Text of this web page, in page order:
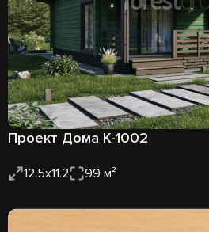
Проект Дома К-1002
12.5х11.2 99 м²